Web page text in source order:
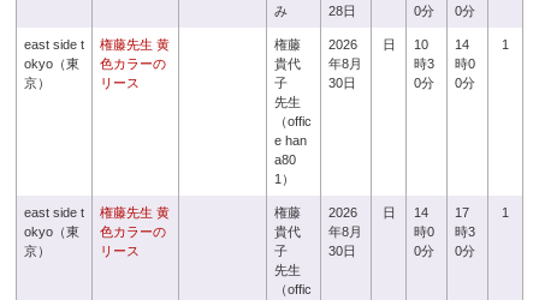
み
28日
0分
0分
east side t
okyo（東
京）
権藤先生 黄
色カラーの
リース
権藤
貴代
子
先生
（offic
e han
a80
1）
2026
年8月
30日
日
10
時3
0分
14
時0
0分
1
east side t
okyo（東
京）
権藤先生 黄
色カラーの
リース
権藤
貴代
子
先生
（offic
2026
年8月
30日
日
14
時0
0分
17
時3
0分
1